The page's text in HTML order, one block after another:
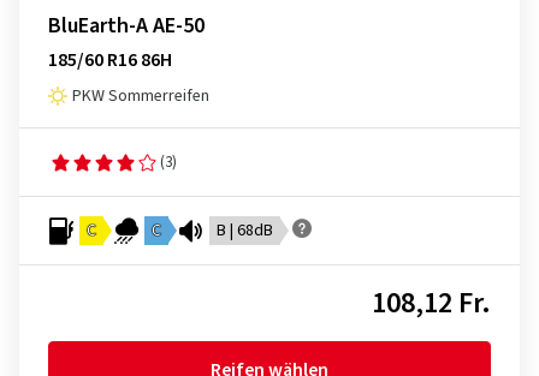
BluEarth-A AE-50
185/60 R16 86H
PKW Sommerreifen
(3)
C C B | 68dB
108,12 Fr.
Reifen wählen